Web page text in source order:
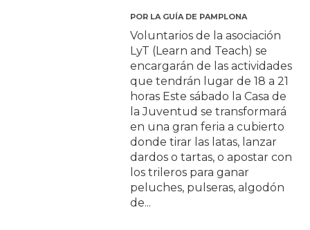
POR LA GUÍA DE PAMPLONA
Voluntarios de la asociación
LyT (Learn and Teach) se
encargarán de las actividades
que tendrán lugar de 18 a 21
horas Este sábado la Casa de
la Juventud se transformará
en una gran feria a cubierto
donde tirar las latas, lanzar
dardos o tartas, o apostar con
los trileros para ganar
peluches, pulseras, algodón
de...